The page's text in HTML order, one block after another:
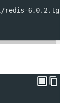
6.0.2.tgz